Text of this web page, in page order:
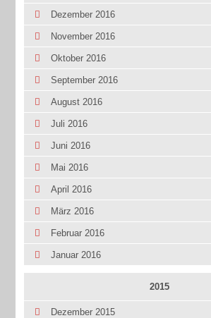
Dezember 2016
November 2016
Oktober 2016
September 2016
August 2016
Juli 2016
Juni 2016
Mai 2016
April 2016
März 2016
Februar 2016
Januar 2016
2015
Dezember 2015